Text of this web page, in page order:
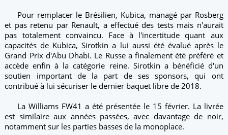
Pour remplacer le Brésilien, Kubica, managé par Rosberg
et pas retenu par Renault, a effectué des tests mais n'aurait
pas totalement convaincu. Face à l'incertitude quant aux
capacités de Kubica, Sirotkin a lui aussi été évalué après le
Grand Prix d'Abu Dhabi. Le Russe a finalement été préféré et
accède enfin à la catégorie reine. Sirotkin a bénéficié d'un
soutien important de la part de ses sponsors, qui ont
contribué à lui sécuriser le dernier baquet libre de 2018.
La Williams FW41 a été présentée le 15 février. La livrée
est similaire aux années passées, avec davantage de noir,
notamment sur les parties basses de la monoplace.